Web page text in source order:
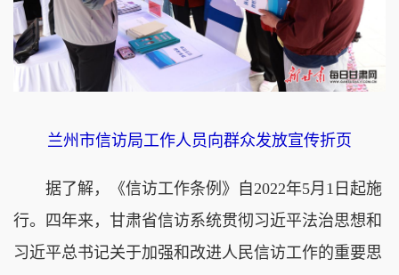
兰州市信访局工作人员向群众发放宣传折页
据了解，《信访工作条例》自2022年5月1日起施
行。四年来，甘肃省信访系统贯彻习近平法治思想和
习近平总书记关于加强和改进人民信访工作的重要思